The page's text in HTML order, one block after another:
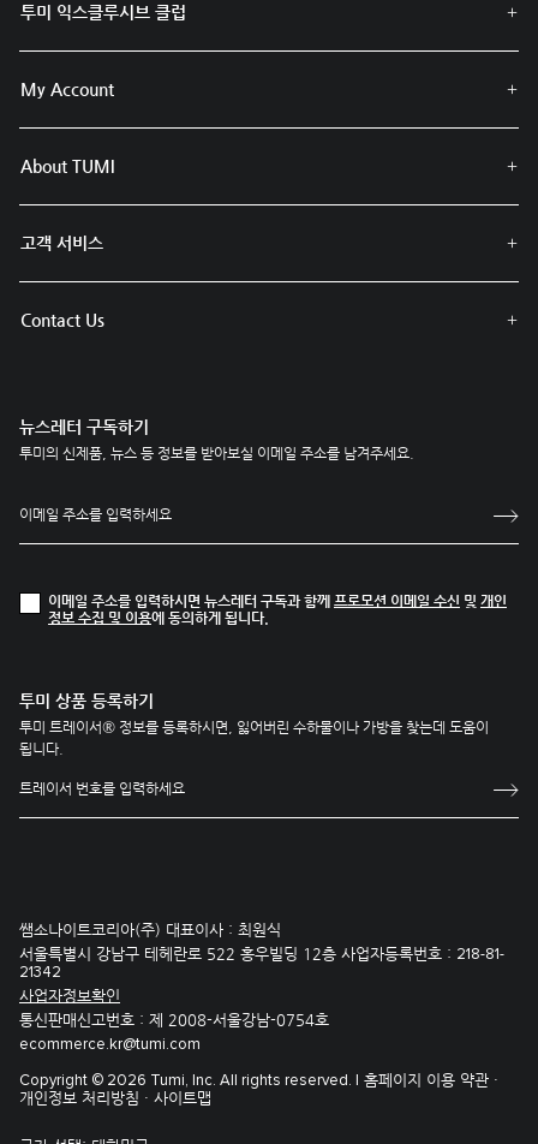
투미 익스클루시브 클럽
My Account
About TUMI
고객 서비스
Contact Us
뉴스레터 구독하기
투미의 신제품, 뉴스 등 정보를 받아보실 이메일 주소를 남겨주세요.
이메일 주소를 입력하시면 뉴스레터 구독과 함께 프로모션 이메일 수신 및 개인
정보 수집 및 이용에 동의하게 됩니다.
투미 상품 등록하기
투미 트레이서® 정보를 등록하시면, 잃어버린 수하물이나 가방을 찾는데 도움이
됩니다.
쌤소나이트코리아(주) 대표이사 : 최원식
서울특별시 강남구 테헤란로 522 홍우빌딩 12층 사업자등록번호 : 218-81-
21342
사업자정보확인
통신판매신고번호 : 제 2008-서울강남-0754호
ecommerce.kr@tumi.com
Copyright © 2026 Tumi, Inc. All rights reserved. |
홈페이지 이용 약관 ·
개인정보 처리방침 · 사이트맵